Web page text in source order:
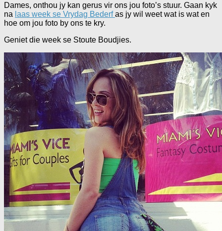
Dames, onthou jy kan gerus vir ons jou foto’s stuur. Gaan kyk
na laas week se Vrydag Bederfas jy wil weet wat is wat en
hoe om jou foto by ons te kry.
Geniet die week se Stoute Boudjies.